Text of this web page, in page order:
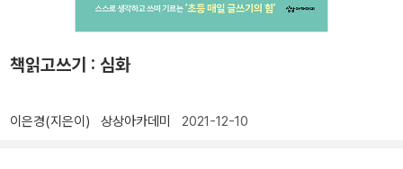
책읽고쓰기 : 심화
이은경(지은이) 상상아카데미 2021-12-10